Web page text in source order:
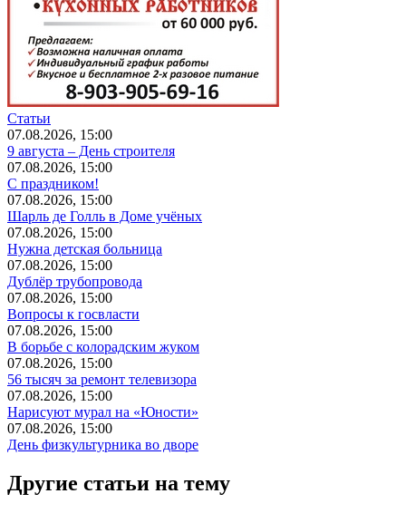
Статьи
07.08.2026, 15:00
9 августа – День строителя
07.08.2026, 15:00
С праздником!
07.08.2026, 15:00
Шарль де Голль в Доме учёных
07.08.2026, 15:00
Нужна детская больница
07.08.2026, 15:00
Дублёр трубопровода
07.08.2026, 15:00
Вопросы к госвласти
07.08.2026, 15:00
В борьбе с колорадским жуком
07.08.2026, 15:00
56 тысяч за ремонт телевизора
07.08.2026, 15:00
Нарисуют мурал на «Юности»
07.08.2026, 15:00
День физкультурника во дворе
Другие статьи на тему